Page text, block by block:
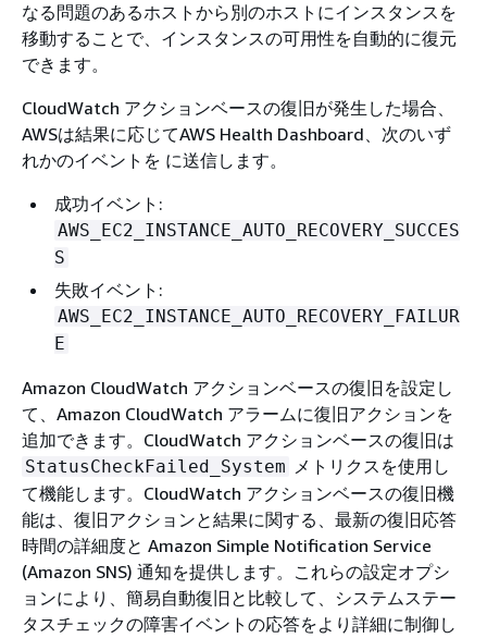
なる問題のあるホストから別のホストにインスタンスを
移動することで、インスタンスの可用性を自動的に復元
できます。
CloudWatch アクションベースの復旧が発生した場合、
AWSは結果に応じてAWS Health Dashboard、次のいず
れかのイベントを に送信します。
成功イベント:
AWS_EC2_INSTANCE_AUTO_RECOVERY_SUCCES
S
失敗イベント:
AWS_EC2_INSTANCE_AUTO_RECOVERY_FAILUR
E
Amazon CloudWatch アクションベースの復旧を設定し
て、Amazon CloudWatch アラームに復旧アクションを
追加できます。CloudWatch アクションベースの復旧は
StatusCheckFailed_System メトリクスを使用し
て機能します。CloudWatch アクションベースの復旧機
能は、復旧アクションと結果に関する、最新の復旧応答
時間の詳細度と Amazon Simple Notification Service
(Amazon SNS) 通知を提供します。これらの設定オプシ
ョンにより、簡易自動復旧と比較して、システムステー
タスチェックの障害イベントの応答をより詳細に制御し